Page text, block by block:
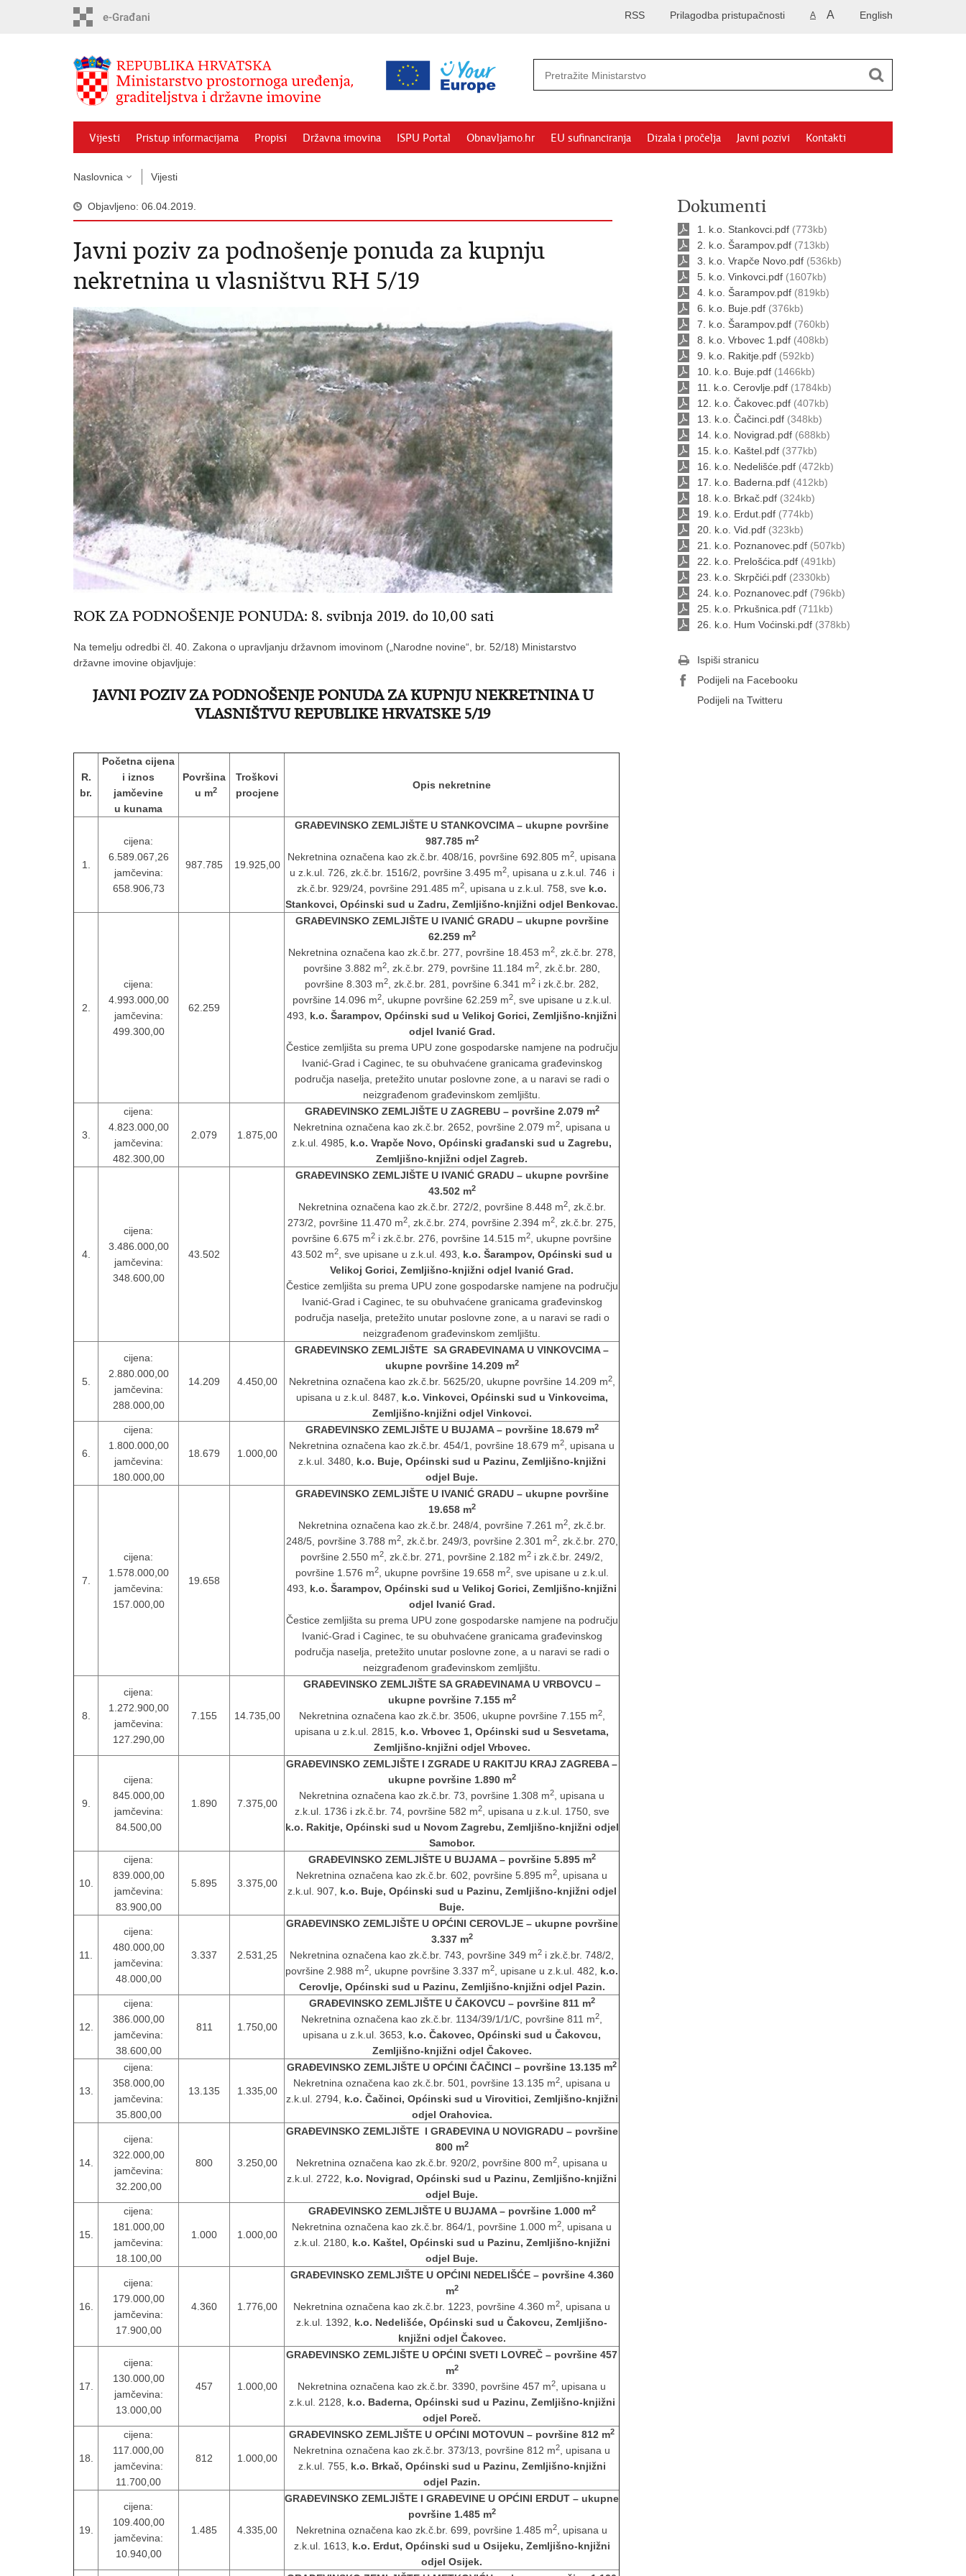
English
A A
Prilagodba pristupačnosti
RSS
Vijesti Pristup informacijama Propisi Državna imovina ISPU Portal Obnavljamo.hr EU sufinanciranja Dizala i pročelja Javni pozivi Kontakti
Naslovnica Vijesti
Objavljeno: 06.04.2019.
Javni poziv za podnošenje ponuda za kupnju
nekretnina u vlasništvu RH 5/19
ROK ZA PODNOŠENJE PONUDA: 8. svibnja 2019. do 10,00 sati
Na temelju odredbi čl. 40. Zakona o upravljanju državnom imovinom („Narodne novine“, br. 52/18) Ministarstvo
državne imovine objavljuje:
JAVNI POZIV ZA PODNOŠENJE PONUDA ZA KUPNJU NEKRETNINA U
VLASNIŠTVU REPUBLIKE HRVATSKE 5/19
R.
br.
Početna cijena
i iznos
jamčevine
u kunama
Površina
u m2
Troškovi
procjene
Opis nekretnine
1.
cijena:
6.589.067,26
jamčevina:
658.906,73
987.785 19.925,00
GRAĐEVINSKO ZEMLJIŠTE U STANKOVCIMA– ukupne površine
987.785 m2
Nekretnina označena kao zk.č.br. 408/16, površine 692.805 m2
, upisana
u z.k.ul. 726, zk.č.br. 1516/2, površine 3.495 m2, upisana u z.k.ul. 746 i
zk.č.br. 929/24, površine 291.485 m2 , upisana u z.k.ul. 758, sve k.o.
Stankovci, Općinski sud u Zadru, Zemljišno-knjižni odjel Benkovac.
2.
cijena:
4.993.000,00
jamčevina:
499.300,00
62.259
GRAĐEVINSKO ZEMLJIŠTE U IVANIĆ GRADU– ukupne površine
62.259 m2
Nekretnina označena kao zk.č.br. 277, površine 18.453 m2, zk.č.br. 278,
površine 3.882 m2 , zk.č.br. 279, površine 11.184 m2
, zk.č.br. 280,
površine 8.303 m2 , zk.č.br. 281, površine 6.341 m2 i zk.č.br. 282,
površine 14.096 m2, ukupne površine 62.259 m2, sve upisane u z.k.ul.
493, k.o. Šarampov, Općinski sud u Velikoj Gorici, Zemljišno-knjižni
odjel Ivanić Grad.
Čestice zemljišta su prema UPU zone gospodarske namjene na području
Ivanić-Grad i Caginec, te su obuhvaćene granicama građevinskog
područja naselja, pretežito unutar poslovne zone, a u naravi se radi o
neizgrađenom građevinskom zemljištu.
3.
cijena:
4.823.000,00
jamčevina:
482.300,00
2.079 1.875,00
GRAĐEVINSKO ZEMLJIŠTE U ZAGREBU– površine 2.079 m2
Nekretnina označena kao zk.č.br. 2652, površine 2.079 m2
, upisana u
z.k.ul. 4985, k.o. Vrapče Novo, Općinski građanski sud u Zagrebu,
Zemljišno-knjižni odjel Zagreb.
4.
cijena:
3.486.000,00
jamčevina:
348.600,00
43.502
GRAĐEVINSKO ZEMLJIŠTE U IVANIĆ GRADU– ukupne površine
43.502 m2
Nekretnina označena kao zk.č.br. 272/2, površine 8.448 m2, zk.č.br.
273/2, površine 11.470 m2 , zk.č.br. 274, površine 2.394 m2
, zk.č.br. 275,
površine 6.675 m2 i zk.č.br. 276, površine 14.515 m2
, ukupne površine
43.502 m2 , sve upisane u z.k.ul. 493, k.o. Šarampov, Općinski sud u
Velikoj Gorici, Zemljišno-knjižni odjel Ivanić Grad.
Čestice zemljišta su prema UPU zone gospodarske namjene na području
Ivanić-Grad i Caginec, te su obuhvaćene granicama građevinskog
područja naselja, pretežito unutar poslovne zone, a u naravi se radi o
neizgrađenom građevinskom zemljištu.
5.
cijena:
2.880.000,00
jamčevina:
288.000,00
14.209 4.450,00
GRAĐEVINSKO ZEMLJIŠTE SA GRAĐEVINAMA U VINKOVCIMA –
ukupne površine 14.209 m2
Nekretnina označena kao zk.č.br. 5625/20, ukupne površine 14.209 m2,
upisana u z.k.ul. 8487, k.o. Vinkovci, Općinski sud u Vinkovcima,
Zemljišno-knjižni odjel Vinkovci.
6.
cijena:
1.800.000,00
jamčevina:
180.000,00
18.679 1.000,00
GRAĐEVINSKO ZEMLJIŠTE U BUJAMA– površine 18.679 m2
Nekretnina označena kao zk.č.br. 454/1, površine 18.679 m2
, upisana u
z.k.ul. 3480, k.o. Buje, Općinski sud u Pazinu, Zemljišno-knjižni
odjel Buje.
7.
cijena:
1.578.000,00
jamčevina:
157.000,00
19.658
GRAĐEVINSKO ZEMLJIŠTE U IVANIĆ GRADU– ukupne površine
19.658 m2
Nekretnina označena kao zk.č.br. 248/4, površine 7.261 m2, zk.č.br.
248/5, površine 3.788 m2, zk.č.br. 249/3, površine 2.301 m2, zk.č.br. 270,
površine 2.550 m2 , zk.č.br. 271, površine 2.182 m2 i zk.č.br. 249/2,
površine 1.576 m2, ukupne površine 19.658 m2, sve upisane u z.k.ul.
493, k.o. Šarampov, Općinski sud u Velikoj Gorici, Zemljišno-knjižni
odjel Ivanić Grad.
Čestice zemljišta su prema UPU zone gospodarske namjene na području
Ivanić-Grad i Caginec, te su obuhvaćene granicama građevinskog
područja naselja, pretežito unutar poslovne zone, a u naravi se radi o
neizgrađenom građevinskom zemljištu.
8.
cijena:
1.272.900,00
jamčevina:
127.290,00
7.155 14.735,00
GRAĐEVINSKO ZEMLJIŠTE SA GRAĐEVINAMA U VRBOVCU –
ukupne površine 7.155 m2
Nekretnina označena kao zk.č.br. 3506, ukupne površine 7.155 m2,
upisana u z.k.ul. 2815, k.o. Vrbovec 1, Općinski sud u Sesvetama,
Zemljišno-knjižni odjel Vrbovec.
9.
cijena:
845.000,00
jamčevina:
84.500,00
1.890 7.375,00
GRAĐEVINSKO ZEMLJIŠTE I ZGRADE U RAKITJU KRAJ ZAGREBA–
ukupne površine 1.890 m2
Nekretnina označena kao zk.č.br. 73, površine 1.308 m2
, upisana u
z.k.ul. 1736 i zk.č.br. 74, površine 582 m2, upisana u z.k.ul. 1750, sve
k.o. Rakitje, Općinski sud u Novom Zagrebu, Zemljišno-knjižni odjel
Samobor.
10.
cijena:
839.000,00
jamčevina:
83.900,00
5.895 3.375,00
GRAĐEVINSKO ZEMLJIŠTE U BUJAMA – površine 5.895 m2
Nekretnina označena kao zk.č.br. 602, površine 5.895 m2
, upisana u
z.k.ul. 907, k.o. Buje, Općinski sud u Pazinu, Zemljišno-knjižni odjel
Buje.
11.
cijena:
480.000,00
jamčevina:
48.000,00
3.337 2.531,25
GRAĐEVINSKO ZEMLJIŠTE U OPĆINI CEROVLJE – ukupne površine
3.337 m2
Nekretnina označena kao zk.č.br. 743, površine 349 m2 i zk.č.br. 748/2,
površine 2.988 m2 , ukupne površine 3.337 m2 , upisane u z.k.ul. 482, k.o.
Cerovlje, Općinski sud u Pazinu, Zemljišno-knjižni odjel Pazin.
12.
cijena:
386.000,00
jamčevina:
38.600,00
811 1.750,00
GRAĐEVINSKO ZEMLJIŠTE U ČAKOVCU – površine 811 m2
Nekretnina označena kao zk.č.br. 1134/39/1/1/C, površine 811 m2
upisana u z.k.ul. 3653, k.o. Čakovec, Općinski sud u Čakovcu,
Zemljišno-knjižni odjel Čakovec.
13.
cijena:
358.000,00
jamčevina:
35.800,00
13.135 1.335,00
GRAĐEVINSKO ZEMLJIŠTE U OPĆINI ČAČINCI – površine 13.135 m2
Nekretnina označena kao zk.č.br. 501, površine 13.135 m2
, upisana u
z.k.ul. 2794, k.o. Čačinci, Općinski sud u Virovitici, Zemljišno-knjižni
odjel Orahovica.
14.
cijena:
322.000,00
jamčevina:
32.200,00
800 3.250,00
GRAĐEVINSKO ZEMLJIŠTE I GRAĐEVINA U NOVIGRADU – površine
800 m2
Nekretnina označena kao zk.č.br. 920/2, površine 800 m2
, upisana u
z.k.ul. 2722, k.o. Novigrad, Općinski sud u Pazinu, Zemljišno-knjižni
odjel Buje.
15.
cijena:
181.000,00
jamčevina:
18.100,00
1.000 1.000,00
GRAĐEVINSKO ZEMLJIŠTE U BUJAMA – površine 1.000 m2
Nekretnina označena kao zk.č.br. 864/1, površine 1.000 m2
, upisana u
z.k.ul. 2180, k.o. Kaštel, Općinski sud u Pazinu, Zemljišno-knjižni
odjel Buje.
16.
cijena:
179.000,00
jamčevina:
17.900,00
4.360 1.776,00
GRAĐEVINSKO ZEMLJIŠTE U OPĆINI NEDELIŠĆE – površine 4.360
m2
Nekretnina označena kao zk.č.br. 1223, površine 4.360 m2
, upisana u
z.k.ul. 1392, k.o. Nedelišće, Općinski sud u Čakovcu, Zemljišno-
knjižni odjel Čakovec.
17.
cijena:
130.000,00
jamčevina:
13.000,00
457 1.000,00
GRAĐEVINSKO ZEMLJIŠTE U OPĆINI SVETI LOVREČ – površine 457
m2
Nekretnina označena kao zk.č.br. 3390, površine 457 m2
, upisana u
z.k.ul. 2128, k.o. Baderna, Općinski sud u Pazinu, Zemljišno-knjižni
odjel Poreč.
18.
cijena:
117.000,00
jamčevina:
11.700,00
812 1.000,00
GRAĐEVINSKO ZEMLJIŠTE U OPĆINI MOTOVUN – površine 812 m2
Nekretnina označena kao zk.č.br. 373/13, površine 812 m2
, upisana u
z.k.ul. 755, k.o. Brkač, Općinski sud u Pazinu, Zemljišno-knjižni
odjel Pazin.
19.
cijena:
109.400,00
jamčevina:
10.940,00
1.485 4.335,00
GRAĐEVINSKO ZEMLJIŠTE I GRAĐEVINE U OPĆINI ERDUT – ukupne
površine 1.485 m2
Nekretnina označena kao zk.č.br. 699, površine 1.485 m2
, upisana u
z.k.ul. 1613, k.o. Erdut, Općinski sud u Osijeku, Zemljišno-knjižni
odjel Osijek.
Dokumenti
1. k.o. Stankovci.pdf (773kb)
2. k.o. Šarampov.pdf (713kb)
3. k.o. Vrapče Novo.pdf (536kb)
5. k.o. Vinkovci.pdf (1607kb)
4. k.o. Šarampov.pdf (819kb)
6. k.o. Buje.pdf (376kb)
7. k.o. Šarampov.pdf (760kb)
8. k.o. Vrbovec 1.pdf (408kb)
9. k.o. Rakitje.pdf (592kb)
10. k.o. Buje.pdf (1466kb)
11. k.o. Cerovlje.pdf (1784kb)
12. k.o. Čakovec.pdf (407kb)
13. k.o. Čačinci.pdf (348kb)
14. k.o. Novigrad.pdf (688kb)
15. k.o. Kaštel.pdf (377kb)
16. k.o. Nedelišće.pdf (472kb)
17. k.o. Baderna.pdf (412kb)
18. k.o. Brkač.pdf (324kb)
19. k.o. Erdut.pdf (774kb)
20. k.o. Vid.pdf (323kb)
21. k.o. Poznanovec.pdf (507kb)
22. k.o. Prelošćica.pdf (491kb)
23. k.o. Skrpčići.pdf (2330kb)
24. k.o. Poznanovec.pdf (796kb)
25. k.o. Prkušnica.pdf (711kb)
26. k.o. Hum Voćinski.pdf (378kb)
Ispiši stranicu
Podijeli na Facebooku
Podijeli na Twitteru